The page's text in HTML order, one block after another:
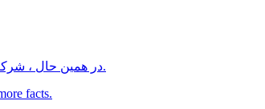
در همین حال ، شرکت ما دارای یک تیم حرفه ای است ، به طور مداوم در تحقیق و توسعه محصولات جدید ، تقویت و بهبود فرآیند تولید و سیستم مدیریت تلاش می کند.